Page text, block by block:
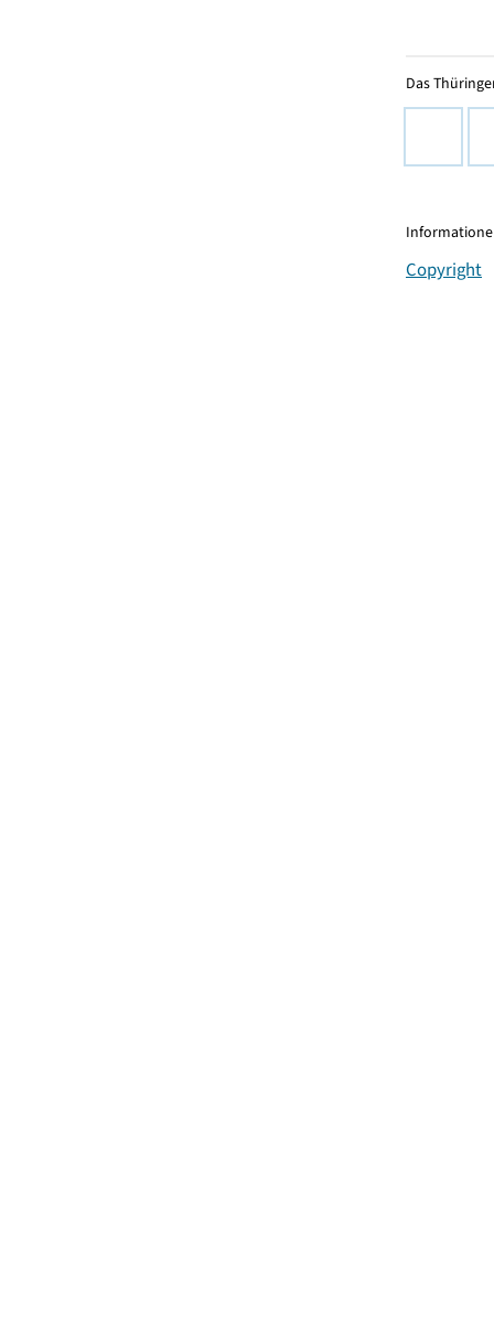
Das
Copyright